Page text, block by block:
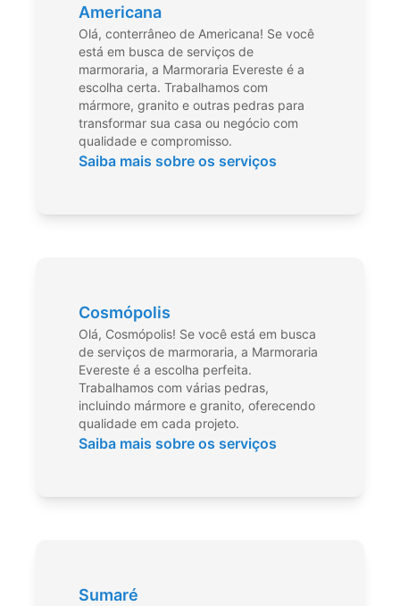
Americana
Olá, conterrâneo de Americana! Se você
está em busca de serviços de
marmoraria, a Marmoraria Evereste é a
escolha certa. Trabalhamos com
mármore, granito e outras pedras para
transformar sua casa ou negócio com
qualidade e compromisso.
Saiba mais sobre os serviços
Cosmópolis
Olá, Cosmópolis! Se você está em busca
de serviços de marmoraria, a Marmoraria
Evereste é a escolha perfeita.
Trabalhamos com várias pedras,
incluindo mármore e granito, oferecendo
qualidade em cada projeto.
Saiba mais sobre os serviços
Sumaré